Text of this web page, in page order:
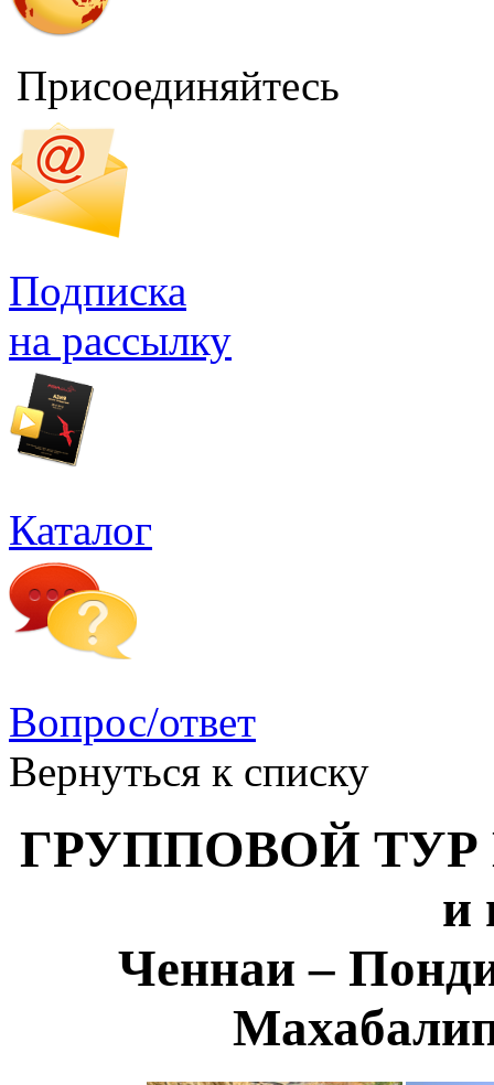
Присоединяйтесь
Подписка
на рассылку
Каталог
Вопрос/ответ
Вернуться к списку
ГРУППОВОЙ ТУР
и
Ченнаи –